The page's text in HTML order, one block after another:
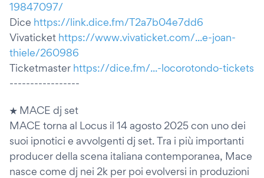
19847097/
Dice https://link.dice.fm/T2a7b04e7dd6
Vivaticket https://www.vivaticket.com/...e-joan-
thiele/260986
Ticketmaster https://dice.fm/...-locorotondo-tickets
-----------------
★ MACE dj set
MACE torna al Locus il 14 agosto 2025 con uno dei
suoi ipnotici e avvolgenti dj set. Tra i più importanti
producer della scena italiana contemporanea, Mace
nasce come dj nei 2k per poi evolversi in produzioni